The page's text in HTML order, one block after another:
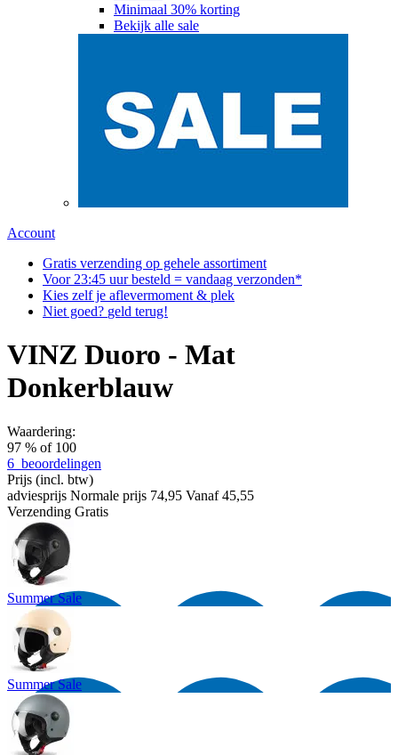
Minimaal 30% korting
Bekijk alle sale
Account
Gratis verzending op gehele assortiment
Voor 23:45 uur besteld = vandaag verzonden*
Kies zelfje aflevermoment & plek
Niet goed? geld terug!
VINZ Duoro - Mat
Donkerblauw
Waardering:
97 % of 100
6 beoordelingen
Prijs (incl. btw)
adviesprijs Normale prijs 74,95 Vanaf 45,55
Verzending Gratis
Summer Sale
Summer Sale